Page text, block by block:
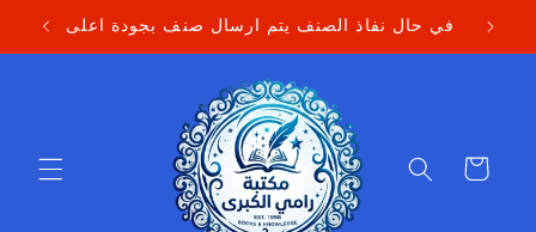
Skip to
content
في حال نفاذ الصنف يتم ارسال صنف بجودة اعلى
Cart